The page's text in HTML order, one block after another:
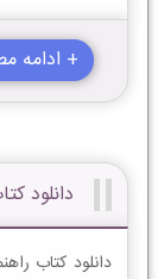
+ ادامه
دانلود
دانلود کتاب